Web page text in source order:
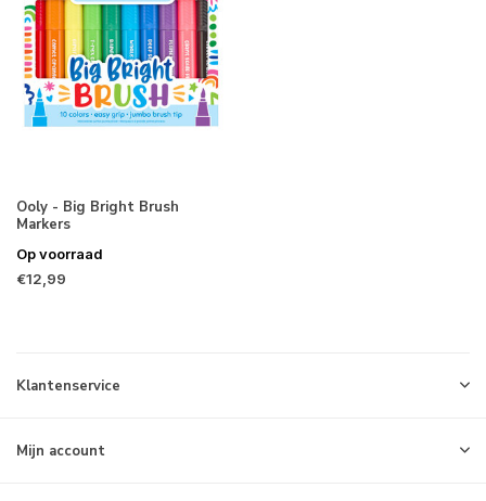
Ooly - Big Bright Brush
Markers
Op voorraad
€12,99
Klantenservice
Mijn account